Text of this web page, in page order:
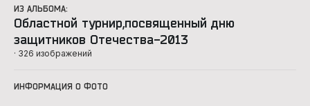
ИЗ АЛЬБОМА:
Областной турнир,посвященный дню
защитников Отечества-2013
· 326 изображений
ИНФОРМАЦИЯ О ФОТО